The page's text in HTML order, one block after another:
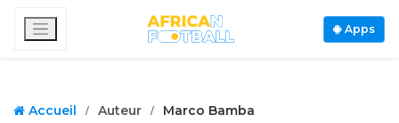
Apps
Accueil Auteur Marco Bamba